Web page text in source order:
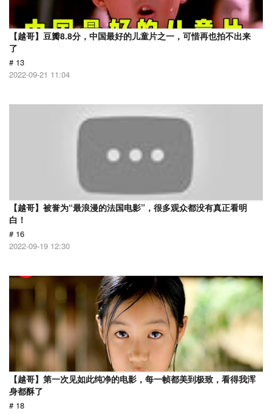
【越哥】豆瓣8.8分，中国最好的儿童片之一，可惜再也拍不出来
了
# 13
2022-09-21 11:04
【越哥】被誉为“最浪漫的法国电影”，很多观众都没有真正看明
白！
# 16
2022-09-19 12:30
【越哥】第一次见如此纯净的电影，每一帧都美到极致，看得我浑
身都酥了
# 18